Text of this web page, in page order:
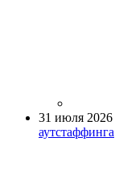
31 июля 2026
аутстаффинга